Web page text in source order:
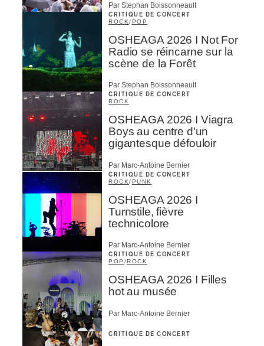
Par Stephan Boissonneault
CRITIQUE DE CONCERT
ROCK/POP
OSHEAGA 2026 I Not For
Radio se réincarne sur la
scène de la Forêt
Par Stephan Boissonneault
CRITIQUE DE CONCERT
ROCK
OSHEAGA 2026 I Viagra
Boys au centre d’un
gigantesque défouloir
Par Marc-Antoine Bernier
CRITIQUE DE CONCERT
ROCK/PUNK
OSHEAGA 2026 I
Turnstile, fièvre
technicolore
Par Marc-Antoine Bernier
CRITIQUE DE CONCERT
POP /ROCK
OSHEAGA 2026 I Filles
hot au musée
Par Marc-Antoine Bernier
CRITIQUE DE CONCERT